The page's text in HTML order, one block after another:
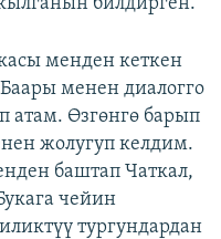
менден кеткен
менен диалогго
атам. Өзгөнгө барып
жолугуп келдим.
баштап Чаткал,
чейин
тургундардан